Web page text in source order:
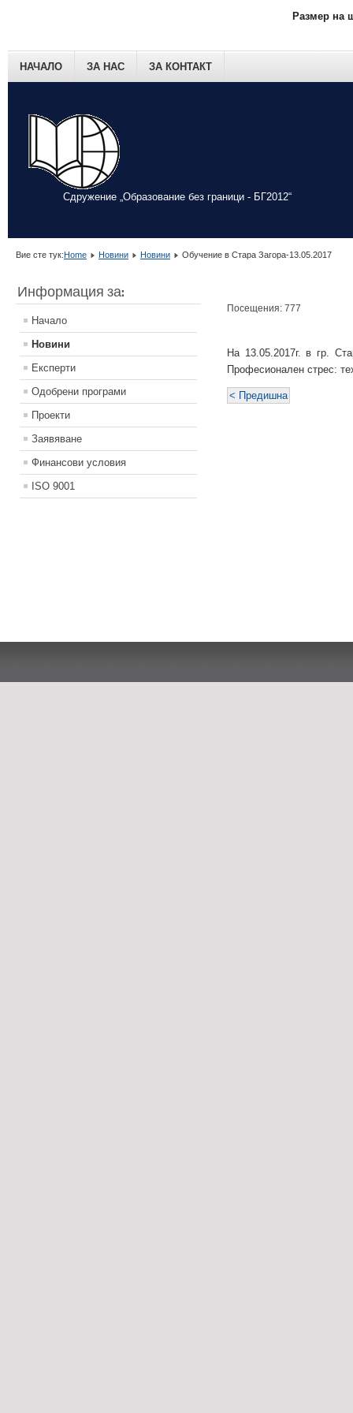
Сдружение „Образование без граници - БГ2012“
НАЧАЛО ЗА НАС ЗА КОНТАКТ
Размер на
Вие сте тук: Home Новини Новини Обучение в Стара Загора-13.05.2017
Информация за:
Начало
Новини
Експерти
Одобрени програми
Проекти
Заявяване
Финансови условия
ISO 9001
Посещения: 777
На 13.05.2017г. в гр.
Професионален стрес:
< Предишна